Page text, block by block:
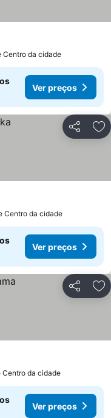
Centro da cidade
Ver preços
Partilhar
Centro da cidade
Ver preços
Partilhar
Centro da cidade
Ver preços